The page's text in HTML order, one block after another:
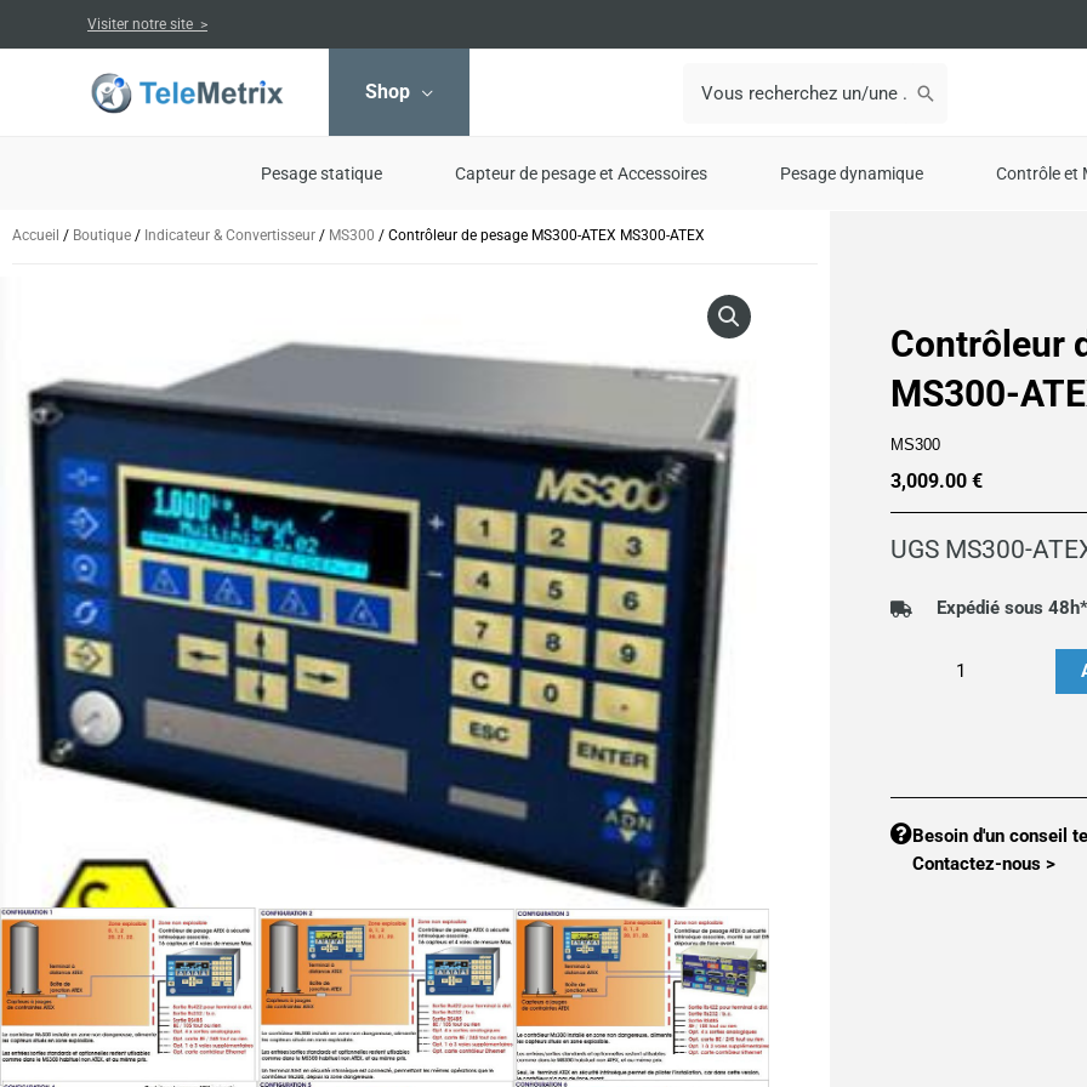
au
Visiter notre site >
Shop
for:
Pesage statique Capteur de pesage et Accessoires Pesage dynamique Contrôle et
Accueil / Boutique / Indicateur & Convertisseur / MS300 / Contrôleur de pesage MS300-ATEX MS300-ATEX
Contrôleur
MS300-
MS300
3,009.00 €
UGS MS300-
Expédié sous 48h*
pesage
MS300-
ATEX
Besoin d'un conseil
Contactez-nous >